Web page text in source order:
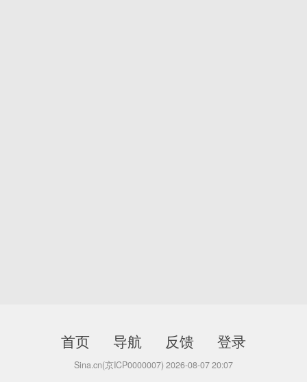
首页 导航 反馈 登录
Sina.cn(京ICP0000007) 2026-08-07 20:07